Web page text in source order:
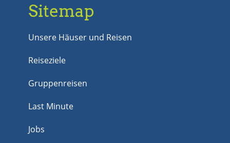
Sitemap
Unsere Häuser und Reisen
Reiseziele
Gruppenreisen
Last Minute
Jobs